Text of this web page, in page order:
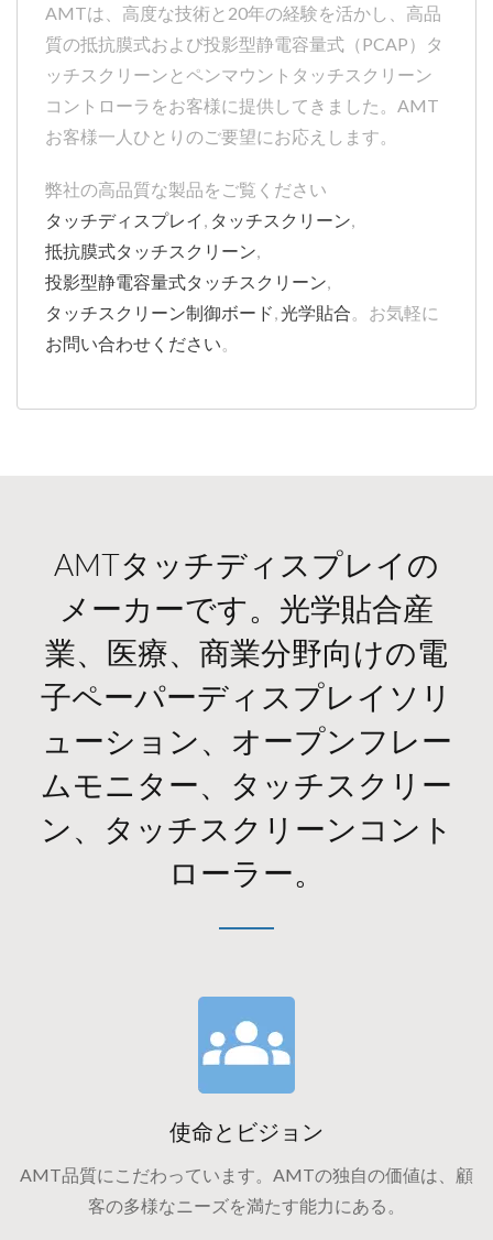
AMTは、高度な技術と20年の経験を活かし、高品
質の抵抗膜式および投影型静電容量式（PCAP）タ
ッチスクリーンとペンマウントタッチスクリーン
コントローラをお客様に提供してきました。AMT
お客様一人ひとりのご要望にお応えします。
弊社の高品質な製品をご覧ください
タッチディスプレイ タッチスクリーン
抵抗膜式タッチスクリーン
投影型静電容量式タッチスクリーン
タッチスクリーン制御ボード 光学貼合 。お気軽に
お問い合わせください
AMTタッチディスプレイの
メーカーです。光学貼合産
業、医療、商業分野向けの電
子ペーパーディスプレイソリ
ューション、オープンフレー
ムモニター、タッチスクリー
ン、タッチスクリーンコント
ローラー。
使命とビジョン
AMT品質にこだわっています。AMTの独自の価値は、顧
客の多様なニーズを満たす能力にある。